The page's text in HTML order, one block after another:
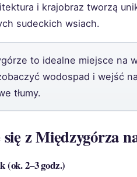
i krajobraz tworzą
sudeckich wsiach.
to idealne miejsce na
wodospad i wejść
tłumy.
z Międzygórza
(ok. 2–3 godz.)